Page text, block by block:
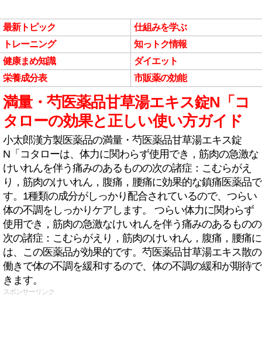
最新トピック
仕組みを学ぶ
トレーニング
知っトク情報
健康まめ知識
ダイエット
栄養成分表
市販薬の効能
満量・芍医薬品甘草湯エキス錠N「コ
タローの効果と正しい使い方ガイド
小太郎漢方製医薬品の満量・芍医薬品甘草湯エキス錠
N「コタローは、体力に関わらず使用でき，筋肉の急激な
けいれんを伴う痛みのあるものの次の諸症：こむらがえ
り，筋肉のけいれん，腹痛，腰痛に効果的な鎮痛医薬品で
す。1種類の成分がしっかり配合されているので、つらい
体の不調をしっかりケアします。 つらい体力に関わらず
使用でき，筋肉の急激なけいれんを伴う痛みのあるものの
次の諸症：こむらがえり，筋肉のけいれん，腹痛，腰痛に
は、この医薬品が効果的です。芍医薬品甘草湯エキス散の
働きで体の不調を緩和するので、体の不調の緩和が期待で
きます。
スポンサーリンク